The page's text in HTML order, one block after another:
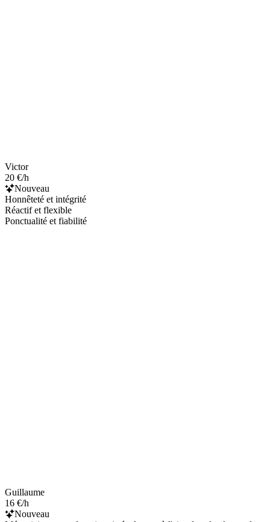
Victor
20 €/h
Nouveau
Honnêteté et intégrité
Réactif et flexible
Ponctualité et fiabilité
Guillaume
16 €/h
Nouveau